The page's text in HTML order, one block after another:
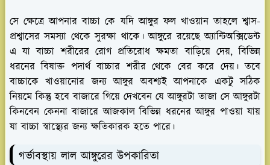
সে ক্ষেত্রে আপনার বাচ্চা কে যদি আঙ্গুর ফল খাওয়ান তাহলে শ্বাস-
প্রশ্বাসের সমস্যা থেকে সুরক্ষা থাকে। আঙ্গুরে রয়েছে অ্যান্টিঅক্সিডেন্ট
এ যা বাচ্চা শরীরের রোগ প্রতিরোধ ক্ষমতা বাড়িয়ে দেয়, বিভিন্ন
ধরনের বিষাক্ত পদার্থ বাচ্চার শরীর থেকে বের করে দেয়। তবে
বাচ্চাকে খাওয়ানোর জন্য আঙ্গুর অবশ্যই আপনাকে একটু সঠিক
নিয়মে কিন্তু হবে বাজারে গিয়ে দেখবেন যে আঙ্গুরটা তাজা সে আঙ্গুরটা
কিনবেন কেননা বাজারে আজকাল বিভিন্ন ধরনের আঙ্গুর পাওয়া যায়
যা বাচ্চা স্বাস্থ্যের জন্য ক্ষতিকারক হতে পারে।
গর্ভাবস্থায় লাল আঙ্গুরের উপকারিতা